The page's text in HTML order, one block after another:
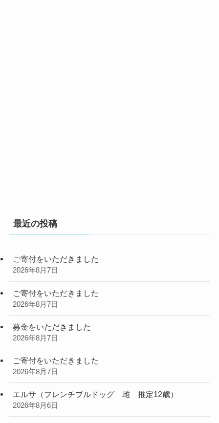
最近の投稿
ご寄付をいただきました
2026年8月7日
ご寄付をいただきました
2026年8月7日
募金をいただきました
2026年8月7日
ご寄付をいただきました
2026年8月7日
エルサ（フレンチブルドッグ 雌 推定12歳）
2026年8月6日